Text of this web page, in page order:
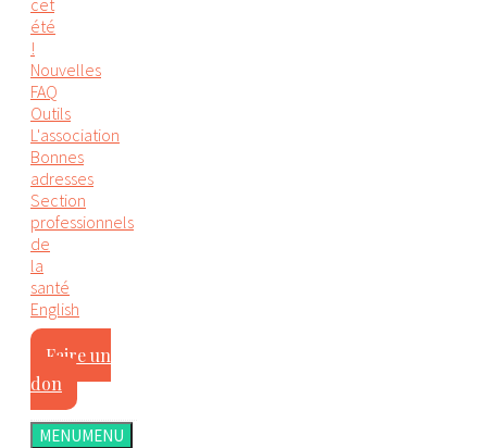
cet
été
!
Nouvelles
FAQ
Outils
L'association
Bonnes
adresses
Section
professionnels
de
la
santé
English
Faire un
don
MENUMENU